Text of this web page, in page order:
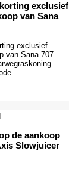
exclusief
van Sana
exclusief
van Sana 707
de aankoop
Slowjuicer